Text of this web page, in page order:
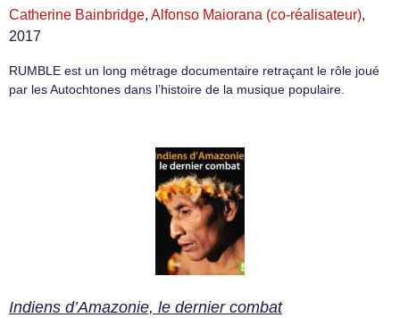
Catherine Bainbridge, Alfonso Maiorana (co-réalisateur),
2017
RUMBLE est un long métrage documentaire retraçant le rôle joué
par les Autochtones dans l’histoire de la musique populaire.
Indiens d’Amazonie, le dernier combat